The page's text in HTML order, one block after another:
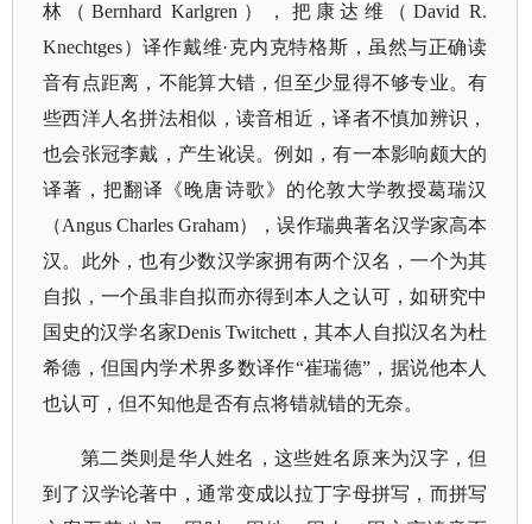
林（Bernhard Karlgren），把康达维（David R.
Knechtges）译作戴维·克内克特格斯，虽然与正确读
音有点距离，不能算大错，但至少显得不够专业。有
些西洋人名拼法相似，读音相近，译者不慎加辨识，
也会张冠李戴，产生讹误。例如，有一本影响颇大的
译著，把翻译《晚唐诗歌》的伦敦大学教授葛瑞汉
（Angus Charles Graham），误作瑞典著名汉学家高本
汉。此外，也有少数汉学家拥有两个汉名，一个为其
自拟，一个虽非自拟而亦得到本人之认可，如研究中
国史的汉学名家Denis Twitchett，其本人自拟汉名为杜
希德，但国内学术界多数译作“崔瑞德”，据说他本人
也认可，但不知他是否有点将错就错的无奈。
第二类则是华人姓名，这些姓名原来为汉字，但
到了汉学论著中，通常变成以拉丁字母拼写，而拼写